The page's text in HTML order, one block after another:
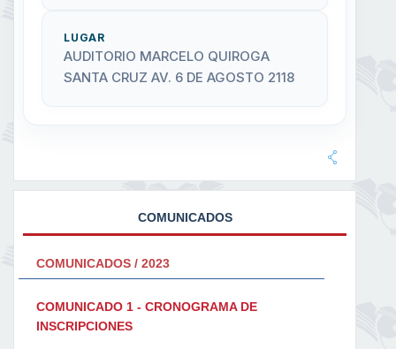
LUGAR
AUDITORIO MARCELO QUIROGA
SANTA CRUZ AV. 6 DE AGOSTO 2118
COMUNICADOS
COMUNICADOS / 2023
COMUNICADO 1 - CRONOGRAMA DE
INSCRIPCIONES